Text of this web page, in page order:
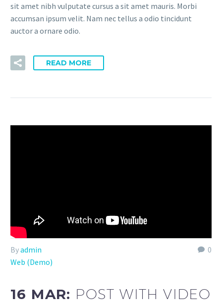
sit amet nibh vulputate cursus a sit amet mauris. Morbi
accumsan ipsum velit. Nam nec tellus a odio tincidunt
auctor a ornare odio.
READ MORE
0
Byadmin
Web (Demo)
16 MAR: POST WITH VIDEO